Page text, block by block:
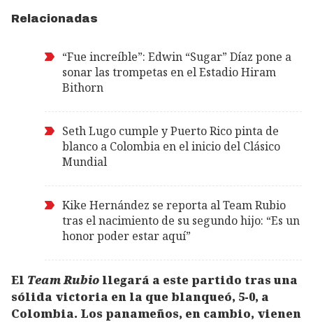
Relacionadas
“Fue increíble”: Edwin “Sugar” Díaz pone a
sonar las trompetas en el Estadio Hiram
Bithorn
Seth Lugo cumple y Puerto Rico pinta de
blanco a Colombia en el inicio del Clásico
Mundial
Kike Hernández se reporta al Team Rubio
tras el nacimiento de su segundo hijo: “Es un
honor poder estar aquí”
El Team Rubio llegará a este partido tras una
sólida victoria en la que blanqueó, 5-0, a
Colombia. Los panameños, en cambio, vienen